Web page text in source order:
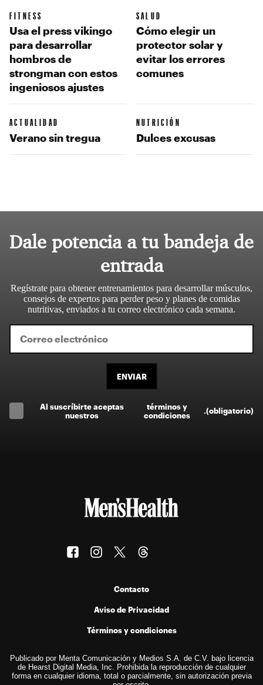
FITNESS
Usa el press vikingo
para desarrollar
hombros de
strongman con estos
ingeniosos ajustes
SALUD
Cómo elegir un
protector solar y
evitar los errores
comunes
ACTUALIDAD
Verano sin tregua
NUTRICIÓN
Dulces excusas
Dale potencia a tu bandeja de
entrada
Regístrate para obtener entrenamientos para desarrollar músculos,
consejos de expertos para perder peso y planes de comidas
nutritivas, enviados a tu correo electrónico cada semana.
ENVIAR
Al suscríbirte aceptas
nuestros
términos y
condiciones
.(obligatorio)
Contacto
Aviso de Privacidad
Términos y condiciones
Publicado por Menta Comunicación y Medios S.A. de C.V. bajo licencia
de Hearst Digital Media, Inc. Prohibida la reproducción de cualquier
forma en cualquier idioma, total o parcialmente, sin autorización previa